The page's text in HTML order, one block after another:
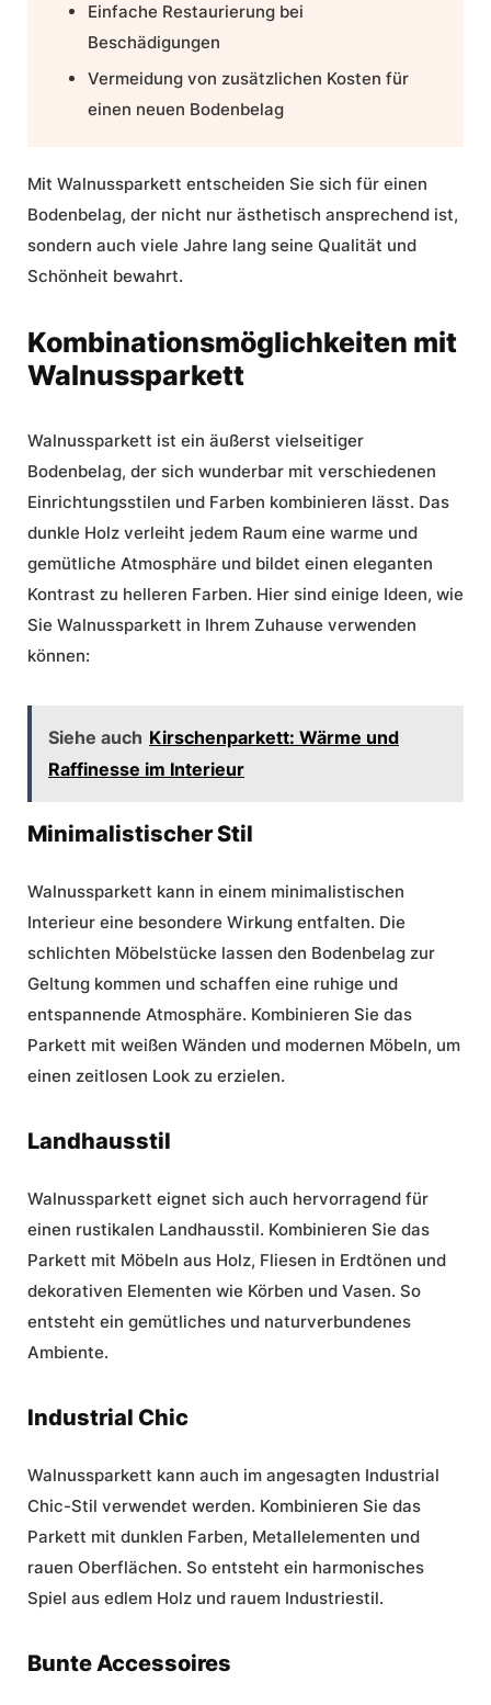
Einfache Restaurierung bei
Beschädigungen
Vermeidung von zusätzlichen Kosten für
einen neuen Bodenbelag
Mit Walnussparkett entscheiden Sie sich für einen
Bodenbelag, der nicht nur ästhetisch ansprechend ist,
sondern auch viele Jahre lang seine Qualität und
Schönheit bewahrt.
Kombinationsmöglichkeiten mit
Walnussparkett
Walnussparkett ist ein äußerst vielseitiger
Bodenbelag, der sich wunderbar mit verschiedenen
Einrichtungsstilen und Farben kombinieren lässt. Das
dunkle Holz verleiht jedem Raum eine warme und
gemütliche Atmosphäre und bildet einen eleganten
Kontrast zu helleren Farben. Hier sind einige Ideen, wie
Sie Walnussparkett in Ihrem Zuhause verwenden
können:
Siehe auch Kirschenparkett: Wärme und
Raffinesse im Interieur
Minimalistischer Stil
Walnussparkett kann in einem minimalistischen
Interieur eine besondere Wirkung entfalten. Die
schlichten Möbelstücke lassen den Bodenbelag zur
Geltung kommen und schaffen eine ruhige und
entspannende Atmosphäre. Kombinieren Sie das
Parkett mit weißen Wänden und modernen Möbeln, um
einen zeitlosen Look zu erzielen.
Landhausstil
Walnussparkett eignet sich auch hervorragend für
einen rustikalen Landhausstil. Kombinieren Sie das
Parkett mit Möbeln aus Holz, Fliesen in Erdtönen und
dekorativen Elementen wie Körben und Vasen. So
entsteht ein gemütliches und naturverbundenes
Ambiente.
Industrial Chic
Walnussparkett kann auch im angesagten Industrial
Chic-Stil verwendet werden. Kombinieren Sie das
Parkett mit dunklen Farben, Metallelementen und
rauen Oberflächen. So entsteht ein harmonisches
Spiel aus edlem Holz und rauem Industriestil.
Bunte Accessoires